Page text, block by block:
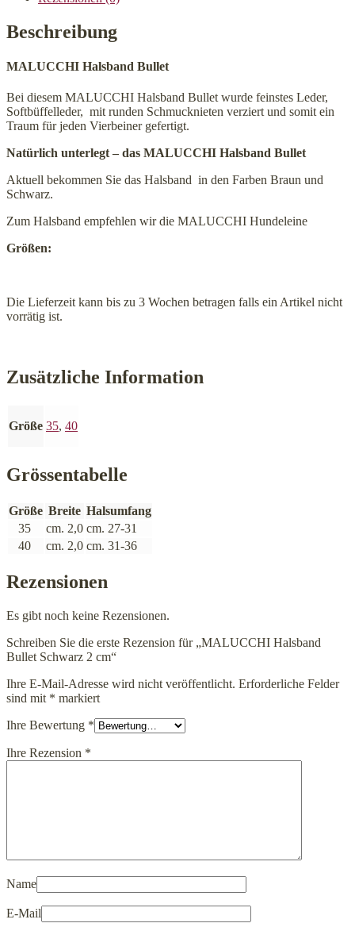
Beschreibung
MALUCCHI Halsband Bullet
Bei diesem MALUCCHI Halsband Bullet wurde feinstes Leder,
Softbüffelleder, mit runden Schmucknieten verziert und somit ein
Traum für jeden Vierbeiner gefertigt.
Natürlich unterlegt – das MALUCCHI Halsband Bullet
Aktuell bekommen Sie das Halsband in den Farben Braun und
Schwarz.
Zum Halsband empfehlen wir die MALUCCHI Hundeleine
Größen:
Die Lieferzeit kann bis zu 3 Wochen betragen falls ein Artikel nicht
vorrätig ist.
Zusätzliche Information
Größe 35, 40
Grössentabelle
Größe Breite Halsumfang
35
cm. 2,0 cm. 27-31
40
cm. 2,0 cm. 31-36
Rezensionen
Es gibt noch keine Rezensionen.
Schreiben Sie die erste Rezension für „MALUCCHI Halsband
Bullet Schwarz 2 cm“
Ihre E-Mail-Adresse wird nicht veröffentlicht. Erforderliche Felder
sind mit * markiert
Ihre Bewertung *
Ihre Rezension *
Name
E-Mail